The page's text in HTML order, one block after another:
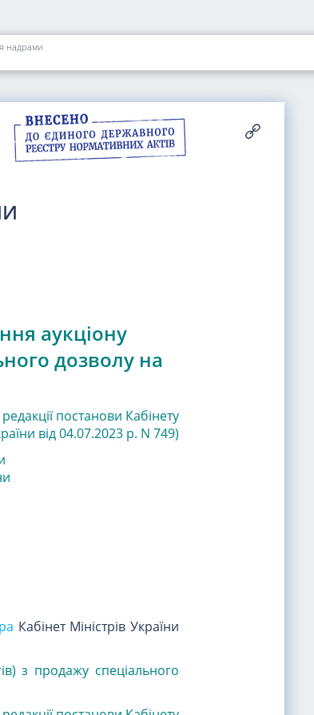
надрами
аукціону
дозволу на
постанови Кабінету
від 04.07.2023 р. N 749)
Кабінет Міністрів України
з продажу спеціального